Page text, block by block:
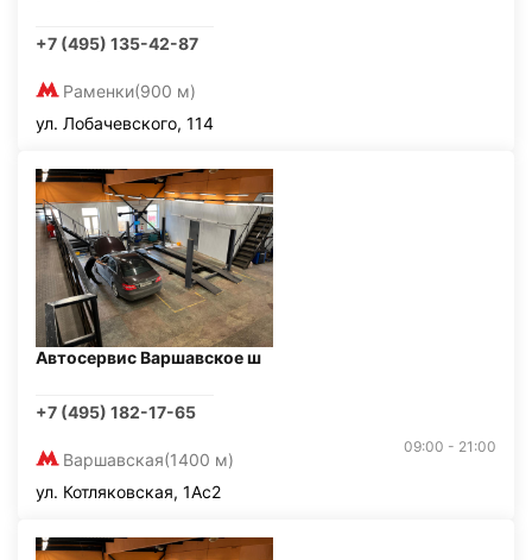
+7 (495) 135-42-87
Раменки(900 м)
ул. Лобачевского, 114
Автосервис Варшавское ш
+7 (495) 182-17-65
Варшавская(1400 м)
09:00 - 21:00
ул. Котляковская, 1Ас2